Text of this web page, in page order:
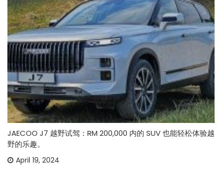
JAECOO J7 越野试驾：RM 200,000 内的 SUV 也能轻松体验越
野的乐趣。
April 19, 2024